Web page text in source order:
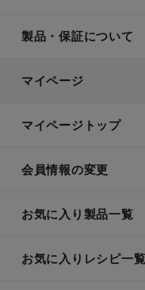
製品・保証について
マイページ
マイページトップ
会員情報の変更
お気に入り製品一覧
お気に入りレシピ一覧